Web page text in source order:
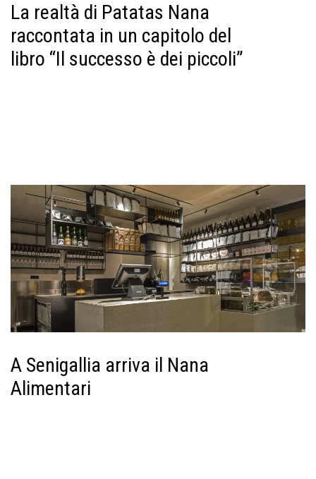
La realtà di Patatas Nana
raccontata in un capitolo del
libro “Il successo è dei piccoli”
A Senigallia arriva il Nana
Alimentari